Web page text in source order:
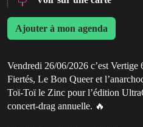
Ajouter à mon agenda
Vendredi 26/06/2026 c’est
Fiertés, Le Bon Queer et
Toï-Toï le Zinc pour l’édition
concert-drag annuelle. 🔥